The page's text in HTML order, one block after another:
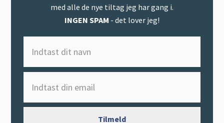
med alle de nye tiltag jeg har gang i.
INGEN SPAM - det lover jeg!